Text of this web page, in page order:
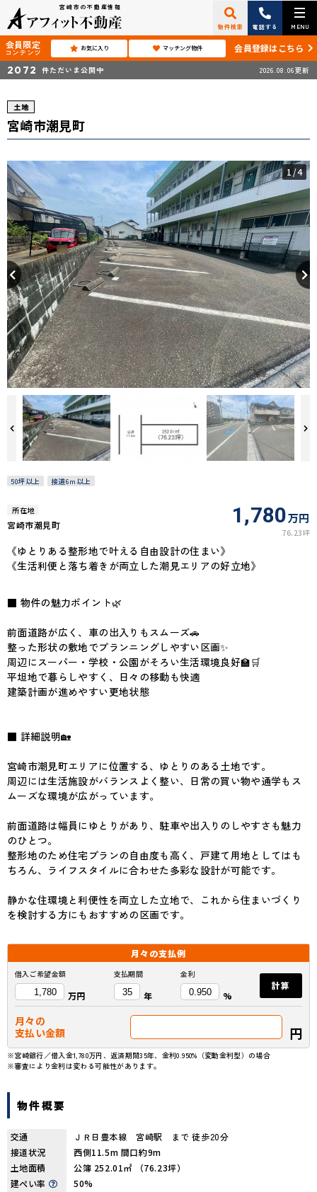
宮崎市の不動産情報
物件検索 電話する MENU
会員限定
コンテンツ お気に入り マッチング物件 会員登録はこちら
2072 件ただいま公開中 2026.08.06更新
土地
宮崎市潮見町
1/4
50坪以上 接道6ｍ以上
所在地
宮崎市潮見町 1,780万円
76.23坪
《ゆとりある整形地で叶える自由設計の住まい》
《生活利便と落ち着きが両立した潮見エリアの好立地》
■ 物件の魅力ポイント🌿
前面道路が広く、車の出入りもスムーズ🚗
整った形状の敷地でプランニングしやすい区画✨
周辺にスーパー・学校・公園がそろい生活環境良好🏫🛒
平坦地で暮らしやすく、日々の移動も快適
建築計画が進めやすい更地状態
■ 詳細説明🏡
宮崎市潮見町エリアに位置する、ゆとりのある土地です。
周辺には生活施設がバランスよく整い、日常の買い物や通学もス
ムーズな環境が広がっています。
前面道路は幅員にゆとりがあり、駐車や出入りのしやすさも魅力
のひとつ。
整形地のため住宅プランの自由度も高く、戸建て用地としてはも
ちろん、ライフスタイルに合わせた多彩な設計が可能です。
静かな住環境と利便性を両立した立地で、これから住まいづくり
を検討する方にもおすすめの区画です。
月々の支払例
借入ご希望金額
万円
支払期間
年
金利
%
計算
月々の
支払い金額
円
※宮崎銀行／借入金1,780万円、返済期間35年、金利0.950%（変動金利型）の場合
※審査により金利は変わる可能性があります。
物件概要
交通
ＪＲ日豊本線 宮崎駅 まで 徒歩20分
接道状況
西側11.5m 間口約9m
土地面積
公簿 252.01㎡ （76.23坪）
建ぺい率
50%